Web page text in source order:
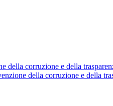
della corruzione e della
della corruzione e della